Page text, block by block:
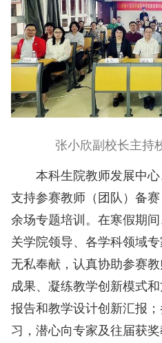
张小欣副校长主持
本科生院教师发展中
支持参赛教师（团队）备
余场专题培训。在寒假期
关学院领导、各学科领域
无私奉献，认真协助参赛
成果、凝练教学创新模式
报告和教学设计创新汇报
习，潜心向专家及往届获